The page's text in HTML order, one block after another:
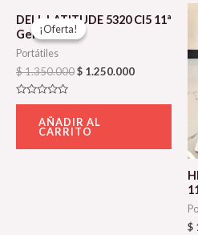
¡Oferta!
¡Oferta!
DELL LATITUDE 5320 CI5 11ª
Gen 8GB
Portátiles
$1.350.000
precio
original
$ 1.350.000.
$ 1.250.000
precio
$ 1.250.000.
Valorado
AÑADIR AL
CARRITO
$